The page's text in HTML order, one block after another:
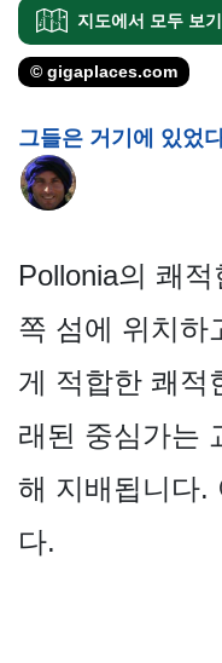
지도에서 모두 보기
© gigaplaces.com
그들은 거기에 있었
Pollonia의 쾌
쪽 섬에 위치하
게 적합한 쾌적
래된 중심가는
해 지배됩니다.
다.